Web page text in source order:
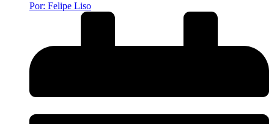
Por: Felipe Liso